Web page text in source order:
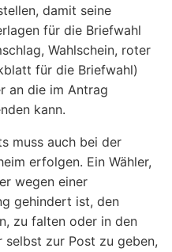
damit seine
für die Briefwahl
Wahlschein, roter
für die Briefwahl)
an die im Antrag
kann.
muss auch bei der
erfolgen. Ein Wähler,
wegen einer
gehindert ist, den
zu falten oder in den
selbst zur Post zu geben,